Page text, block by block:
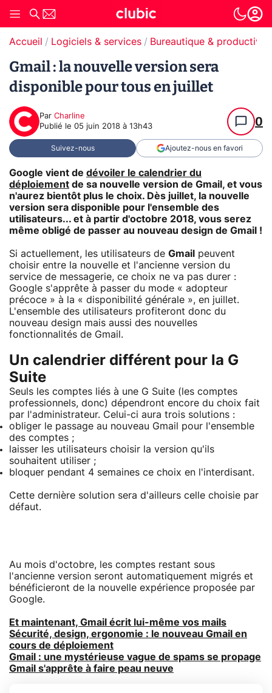
Accueil Logiciels & services Bureautique & productivité
Gmail : la nouvelle version sera
disponible pour tous en juillet
Par Charline
Publié le 05 juin 2018 à 13h43 0
Suivez-nous Ajoutez-nous en favori
Google vient de dévoiler le calendrier du
déploiement de sa nouvelle version de Gmail , et vous
n'aurez bientôt plus le choix. Dès juillet, la nouvelle
version sera disponible pour l'ensemble des
utilisateurs... et à partir d'octobre 2018, vous serez
même obligé de passer au nouveau design de Gmail !
Si actuellement, les utilisateurs de Gmail
peuvent
choisir entre la nouvelle et l'ancienne version du
service de messagerie, ce choix ne va pas durer :
Google s'apprête à passer du mode « adopteur
précoce » à la « disponibilité générale », en juillet.
L'ensemble des utilisateurs profiteront donc du
nouveau design mais aussi des nouvelles
fonctionnalités de Gmail.
Un calendrier différent pour la G
Suite
Seuls les comptes liés à une G Suite (les comptes
professionnels, donc) dépendront encore du choix fait
par l'administrateur. Celui-ci aura trois solutions :
obliger le passage au nouveau Gmail pour l'ensemble
des comptes ;
laisser les utilisateurs choisir la version qu'ils
souhaitent utiliser ;
bloquer pendant 4 semaines ce choix en l'interdisant.
Cette dernière solution sera d'ailleurs celle choisie par
défaut.
Au mois d'octobre, les comptes restant sous
l'ancienne version seront automatiquement migrés et
bénéficieront de la nouvelle expérience proposée par
Google.
Et maintenant, Gmail écrit lui-même vos mails
Sécurité, design, ergonomie : le nouveau Gmail en
cours de déploiement
Gmail : une mystérieuse vague de spams se propage
Gmail s'apprête à faire peau neuve